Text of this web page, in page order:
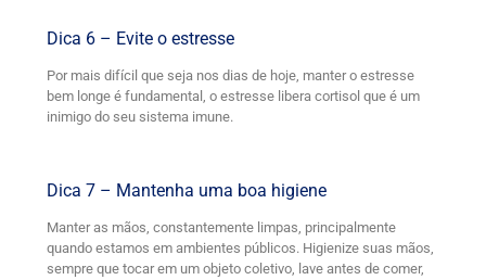
Dica 6 – Evite o estresse
Por mais difícil que seja nos dias de hoje, manter o estresse
bem longe é fundamental, o estresse libera cortisol que é um
inimigo do seu sistema imune.
Dica 7 – Mantenha uma boa higiene
Manter as mãos, constantemente limpas, principalmente
quando estamos em ambientes públicos. Higienize suas mãos,
sempre que tocar em um objeto coletivo, lave antes de comer,